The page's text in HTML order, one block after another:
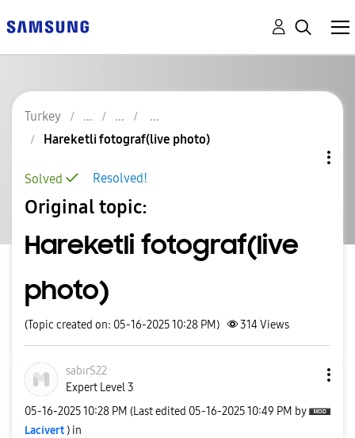
Turkey
Hareketli fotograf(live photo)
Resolved!
Solved
Original topic:
Hareketli fotograf(live
photo)
(Topic created on: 05-16-2025 10:28 PM) 314Views
sabırS22
Expert Level 3
‎05-16-202510:28 PM (Last edited ‎05-16-202510:49 PM by
Lacivert ) in